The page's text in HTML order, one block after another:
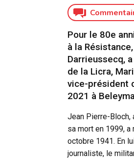
Pour le 80e
à la
Darrieussecq,
de la Licra,
vice-président
2021 à
Jean Pierre-Bloch,
sa mort en 1999,
octobre 1941. En
journaliste, le